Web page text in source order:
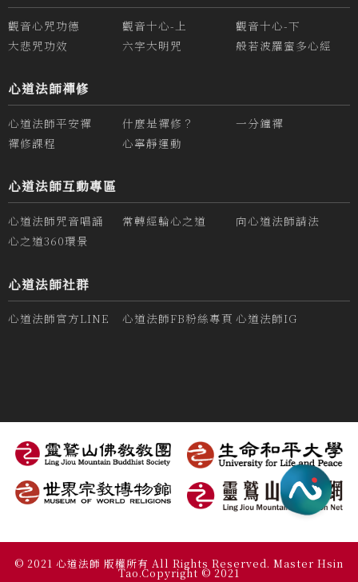
觀音心咒功德 觀音十心-上
觀音十心-下
大悲咒功效
六字大明咒 般若波羅蜜多心經
心道法師禪修
心道法師平安禪 什麼是禪修？
一分鐘禪
禪修課程
心寧靜運動
心道法師互動專區
心道法師咒音唱誦 常轉經輪心之道
向心道法師請法
心之道360環景
心道法師社群
心道法師官方LINE 心道法師FB粉絲專頁 心道法師IG
© 2021 心道法師 版權所有 All Rights Reserved. Master Hsin
Tao.Copyright © 2021